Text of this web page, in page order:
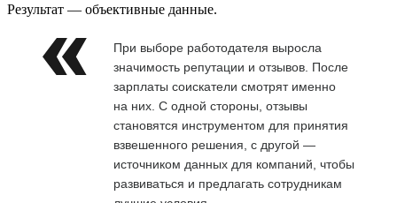
Результат — объективные данные.
При выборе работодателя выросла
значимость репутации и отзывов. После
зарплаты соискатели смотрят именно
на них. С одной стороны, отзывы
становятся инструментом для принятия
взвешенного решения, с другой —
источником данных для компаний, чтобы
развиваться и предлагать сотрудникам